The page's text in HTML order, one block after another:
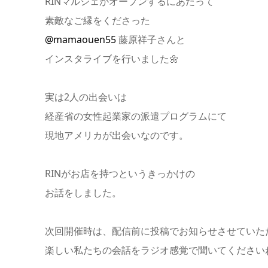
素敵なご縁をくださった
@mamaouen55藤原祥子さんと
インスタライブを行いました🌼
実は2人の出会いは
経産省の女性起業家の派遣プログラムにて
現地アメリカが出会いなのです。
RINがお店を持つというきっかけの
お話をしました。
次回開催時は、配信前に投稿でお知らせさせていた
楽しい私たちの会話をラジオ感覚で聞いてください